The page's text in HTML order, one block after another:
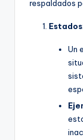
respaldados
Estados
Un